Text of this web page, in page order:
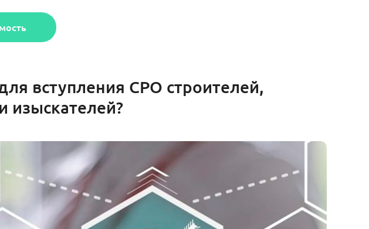
вступления СРО строителей,
изыскателей?